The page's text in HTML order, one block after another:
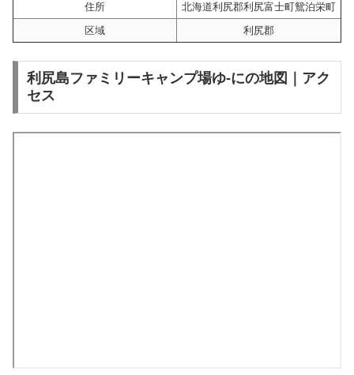
住所
北海道利尻郡利尻富士町鴛泊栄町
区域
利尻郡
利尻島ファミリーキャンプ場ゆ-にの地図｜アク
セス